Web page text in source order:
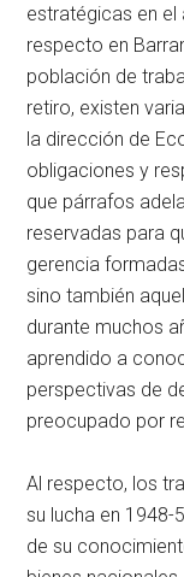
estratégicas en el
respecto en
población de
retiro, existen
la dirección de
obligaciones y
que párrafos
reservadas para
gerencia
sino también
durante muchos
aprendido a
perspectivas de
preocupado por
Al respecto, los
su lucha en 1948-
de su